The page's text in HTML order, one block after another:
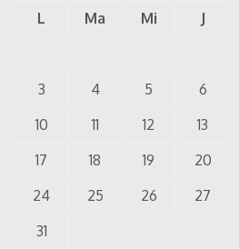
L Ma Mi J
3
4 5 6
10
11 12 13
17
18 19 20
24
25 26 27
31